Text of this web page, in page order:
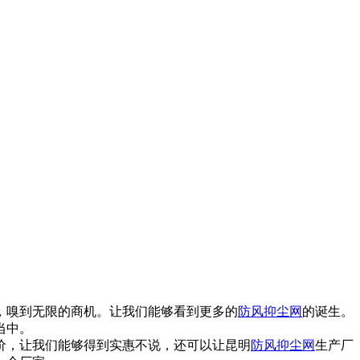
嗅到无限的商机。让我们能够看到更多的防风抑尘网 的诞生。
。
让我们能够得到实惠不说，还可以让昆明 防风抑尘网生产厂